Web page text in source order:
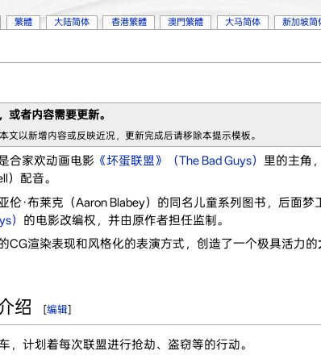
，或者内容需要更新。
文以新增内容或反映近况，更新完成后请移除本提示模板。
合家欢动画电影 《坏蛋联盟》（The Bad Guys） 里的主角
）配音。
伦·布莱克（Aaron Blabey）的同名儿童系列图书，后面梦
） 的电影改编权，并由原作者担任监制。
CG渲染表现和风格化的表演方式，创造了一个极具活力的
绍 [编辑]
，计划着每次联盟进行抢劫、盗窃等的行动。
繁體 大陆简体 香港繁體 澳門繁體 大马简体 新加坡简